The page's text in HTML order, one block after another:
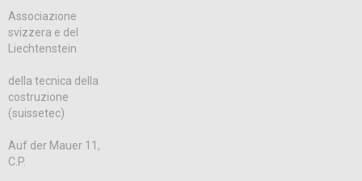
Associazione
svizzera e del
Liechtenstein
della tecnica della
costruzione
(suissetec)
Auf der Mauer 11,
C.P.